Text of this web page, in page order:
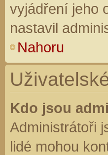
vyjádření jeho
nastavil
Nahoru
Kdo jsou
Administrátoři
lidé mohou